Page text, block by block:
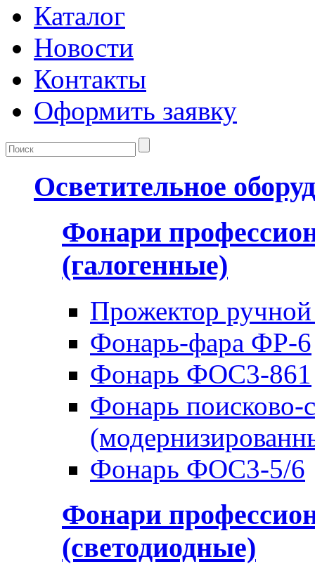
Каталог
Новости
Контакты
Оформить заявку
Осветительное
Фонари
(галогенные)
Прожектор
Фонарь-фара ФР-6
Фонарь ФОС3-861
Фонарь
Фонарь ФОС3-5/6
Фонари
(светодиодные)